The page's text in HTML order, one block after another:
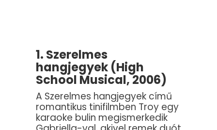
1. Szerelmes
hangjegyek (High
School Musical, 2006)
A Szerelmes hangjegyek című
romantikus tinifilmben Troy egy
karaoke bulin megismerkedik